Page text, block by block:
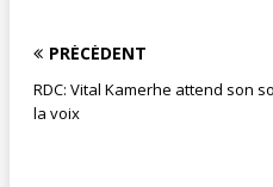
PRÉCÉDENT
RDC: Vital Kamerhe attend son
la voix